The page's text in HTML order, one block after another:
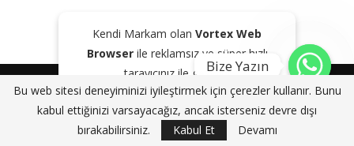
Kendi Markam olan Vortex Web
Browserile reklamsız ve süper hızlı
tarayıcınız ile gezinin!
GOOGLE PLAY'DEN İNDIR KAPAT
Bu web sitesi deneyiminizi iyileştirmek için çerezler kullanır. Bunu
kabul ettiğinizi varsayacağız, ancak isterseniz devre dışı
bırakabilirsiniz.
Kabul Et Devamı
@2024 - Tüm Haklarım Saklıdır. Sitede bulunan içeriklerin bir kısmı veya
tamamı kaynak gösterilse dahi kopyalanması, çoğaltılması ve
dağıtılması yasaktır. Aksi durumda yasal yollar ile işlem başlatacağımızı
bildiririz.
Bize Yazın